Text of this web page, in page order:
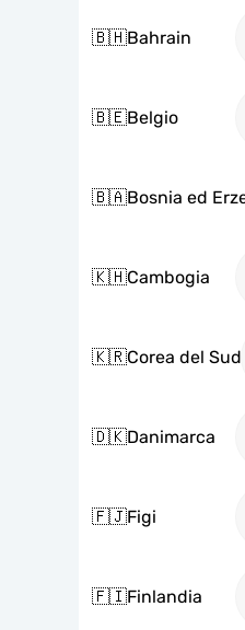
🇧🇭Bahrain
🇧🇪Belgio
🇧🇦Bosnia ed
🇰🇭Cambogia
🇰🇷Corea del Sud
🇩🇰Danimarca
🇫🇯Figi
🇫🇮Finlandia